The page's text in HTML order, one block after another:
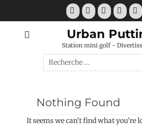
Facebook
TwitterGoogleplus
Email
Urban
Station mini golf -
Search
for:
Nothing Found
It seems we can’t find what you’re